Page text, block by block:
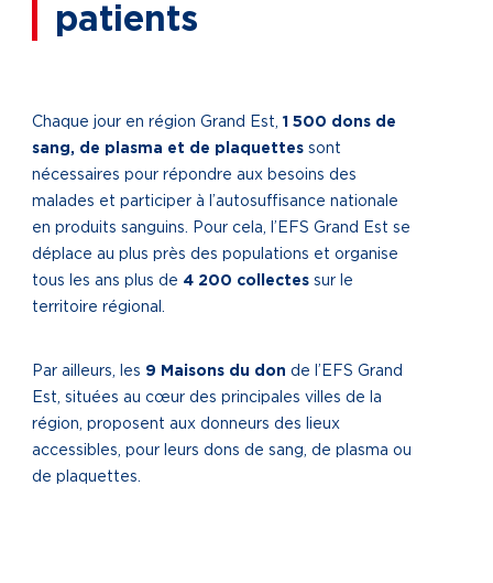
patients
Chaque jour en région Grand Est, 1 500 dons de
sang, de plasma et de plaquettes sont
nécessaires pour répondre aux besoins des
malades et participer à l’autosuffisance nationale
en produits sanguins. Pour cela, l’EFS Grand Est se
déplace au plus près des populations et organise
tous les ans plus de 4 200 collectes sur le
territoire régional.
Par ailleurs, les 9 Maisons du don de l’EFS Grand
Est, situées au cœur des principales villes de la
région, proposent aux donneurs des lieux
accessibles, pour leurs dons de sang, de plasma ou
de plaquettes.